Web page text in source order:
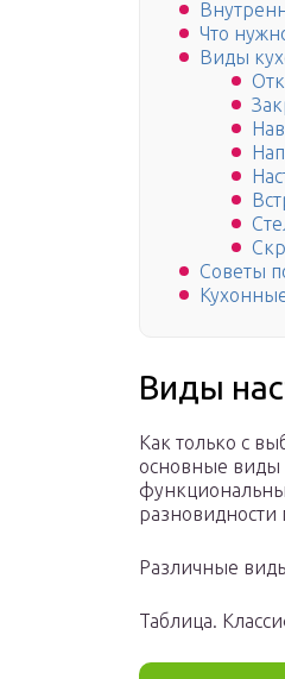
Что
Виды
Советы
Виды
Как только с
основные виды
разновидности
Различные
Таблица.